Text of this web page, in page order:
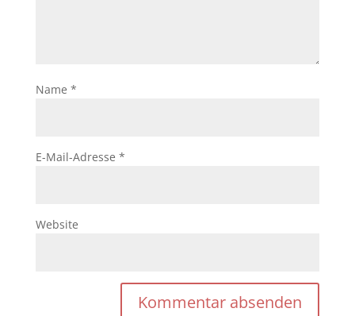
Name *
E-Mail-Adresse *
Website